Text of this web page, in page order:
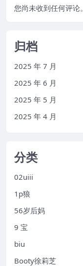
您尚未收到任何评论。
归档
2025 年 7 月
2025 年 6 月
2025 年 5 月
2025 年 4 月
分类
02uiii
1p狼
56岁后妈
9 宝
biu
Booty徐莉芝